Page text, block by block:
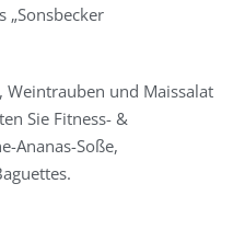
„Sonsbecker
und Maissalat
Sie Fitness- &
Ananas-Soße,